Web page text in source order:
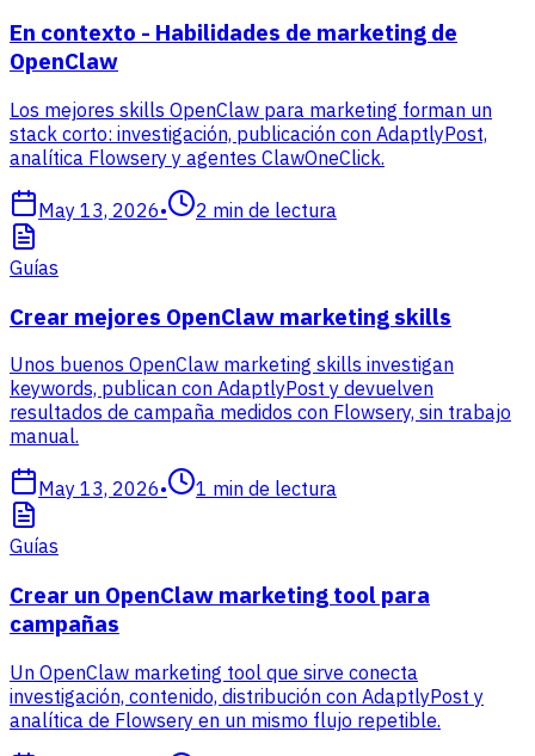
En contexto - Habilidades de marketing de
OpenClaw
Los mejores skills OpenClaw para marketing forman un
stack corto: investigación, publicación con AdaptlyPost,
analítica Flowsery y agentes ClawOneClick.
May 13, 2026• 2 min de lectura
Guías
Crear mejores OpenClaw marketing skills
Unos buenos OpenClaw marketing skills investigan
keywords, publican con AdaptlyPost y devuelven
resultados de campaña medidos con Flowsery, sin trabajo
manual.
May 13, 2026• 1 min de lectura
Guías
Crear un OpenClaw marketing tool para
campañas
Un OpenClaw marketing tool que sirve conecta
investigación, contenido, distribución con AdaptlyPost y
analítica de Flowsery en un mismo flujo repetible.